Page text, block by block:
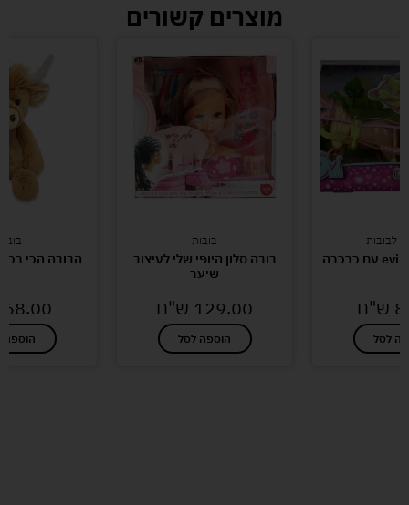
מוצרים קשורים
לבובות
ש"ח
לסל
בובות
בובה סלון היופי שלי לעיצוב
שיער
129.00 ש"ח
הוספה לסל
הבובה הכי
68.00
הוספה